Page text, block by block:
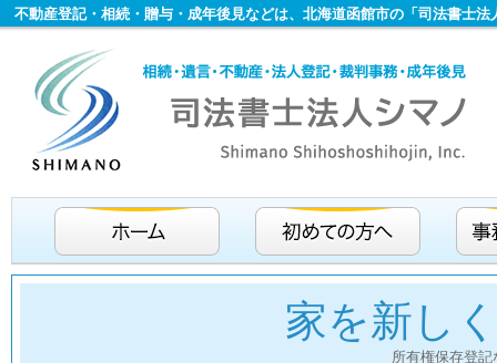
不動産登記・相続・贈与・成年後見などは、北海道函館市の「司法書士法
家を新し
所有権保存登記